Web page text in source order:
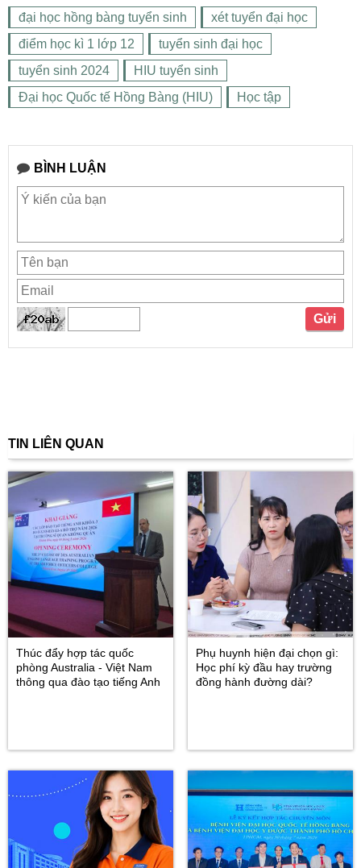
đại học hồng bàng tuyển sinh
xét tuyển đại học
điểm học kì 1 lớp 12
tuyển sinh đại học
tuyển sinh 2024
HIU tuyển sinh
Đại học Quốc tế Hồng Bàng (HIU)
Học tập
BÌNH LUẬN
TIN LIÊN QUAN
Thúc đẩy hợp tác quốc
phòng Australia - Việt Nam
thông qua đào tạo tiếng Anh
Phụ huynh hiện đại chọn gì:
Học phí kỳ đầu hay trường
đồng hành đường dài?